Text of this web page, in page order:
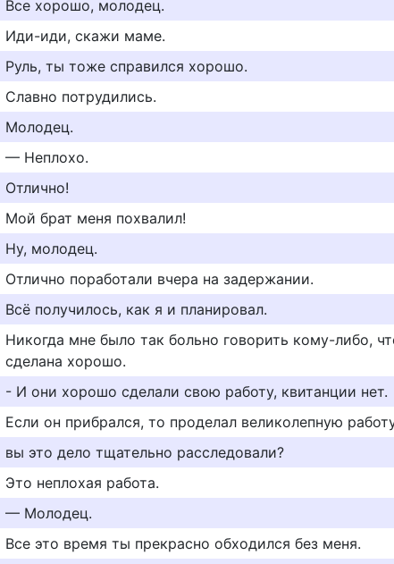
Все хорошо, молодец.
Иди-иди, скажи маме.
Руль, ты тоже справился хорошо.
Славно потрудились.
Молодец.
— Неплохо.
Отлично!
Мой брат меня похвалил!
Ну, молодец.
Отлично поработали вчера на задержании.
Всё получилось, как я и планировал.
Никогда мне было так больно говорить кому-либо,
сделана хорошо.
- И они хорошо сделали свою работу, квитанции нет.
Если он прибрался, то проделал великолепную
вы это дело тщательно расследовали?
Это неплохая работа.
— Молодец.
Все это время ты прекрасно обходился без меня.